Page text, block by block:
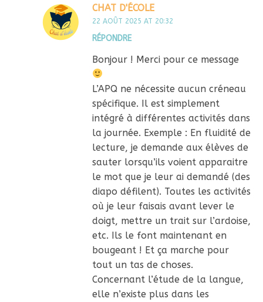
CHAT D'ÉCOLE
22 AOÛT 2025 AT 20:32
RÉPONDRE
Bonjour ! Merci pour ce message
L’APQ ne nécessite aucun créneau
spécifique. Il est simplement
intégré à différentes activités dans
la journée. Exemple : En fluidité de
lecture, je demande aux élèves de
sauter lorsqu’ils voient apparaitre
le mot que je leur ai demandé (des
diapo défilent). Toutes les activités
où je leur faisais avant lever le
doigt, mettre un trait sur l’ardoise,
etc. Ils le font maintenant en
bougeant ! Et ça marche pour
tout un tas de choses.
Concernant l’étude de la langue,
elle n’existe plus dans les